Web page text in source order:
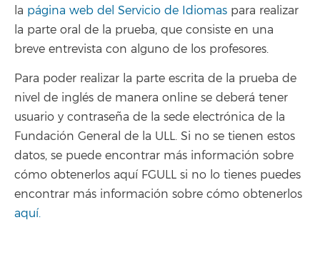
la página web del Servicio de Idiomas para realizar
la parte oral de la prueba, que consiste en una
breve entrevista con alguno de los profesores.
Para poder realizar la parte escrita de la prueba de
nivel de inglés de manera online se deberá tener
usuario y contraseña de la sede electrónica de la
Fundación General de la ULL. Si no se tienen estos
datos, se puede encontrar más información sobre
cómo obtenerlos aquí FGULL si no lo tienes puedes
encontrar más información sobre cómo obtenerlos
aquí.